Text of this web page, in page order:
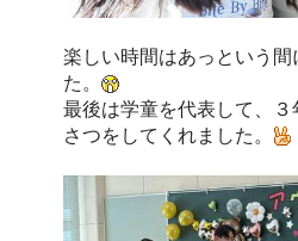
楽しい時間はあっという間
た。
最後は学童を代表して、
さつをしてくれました。